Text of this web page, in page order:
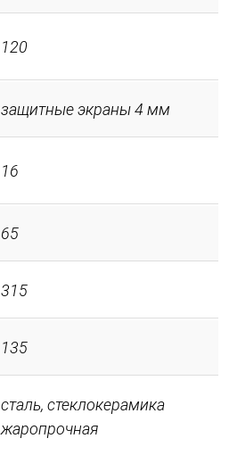
120
защитные экраны 4 мм
16
65
315
135
сталь, стеклокерамика
жаропрочная